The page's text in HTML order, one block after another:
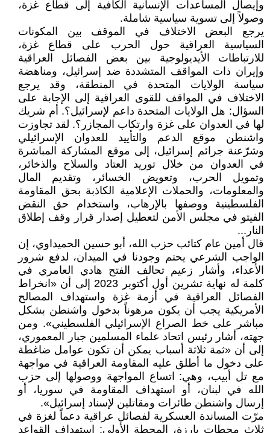
وإيصال المساعدات الإنسانية الكافية إلى قطاع غزة،
وصولاً إلى تسوية سياسية شاملة.
يرجع البعض الاختلاف في الموقف بين المكونات
السياسية العراقية حول الحرب على قطاع غزة،
للارتباطات الأيديولوجية بين بعض الفصائل العراقية
وإيران ذات المواقف المتشددة ضد إسرائيل، ومناهضة
سياسة الولايات المتحدة في المنطقة، وقد يرجع
الاختلاف في المواقف للقوى العراقية إلى الإجابة على
السؤال: هل الولايات المتحدة داعم لإسرائيل؟. أم شريك
لها في العدوان على غزة وارتكاب المجازر؟. لقد تجاوزت
واشنطن موقع الدعم والتأييد للعدوان الإسرائيلي
وشرّعنة جرائم إسرائيل، إلى موقع المشاركة المباشرة
في العدوان من خلال توريد العتاد والسلاح والذخائر،
وتمويل الحرب، وتعويض الخسائر، وتقديم المال
والمعلومات، والحملات الإعلامية الكاذبة بحق المقاومة
الفلسطينية ووصفها بالإرهاب، واستخدام حق النقض
الفيتو في مجلس الأمن لتعطيل إصدار قرار وقف إطلاق
النار...
قال أمين عام كتائب حزب الله، أبو حسين الحميداوي، إن
الواجب الشرعي يحتم وجودنا في الميدان، لدفع شرور
الأعداء، وأشار زعيم تحالف الفتح هادي العامري في
كلمة له نهاية تشرين أول أكتوبر 2023 إلى أن «انخراط
الفصائل العراقية في أزمة غزة واستهداف المصالح
الأمريكية يجب أن يكون مرهوناً بدخول واشنطن بشكل
مباشر على خط الصراع الإسرائيلي الفلسطيني». ومن
جهته، أشار رئيس اتحاد علماء المسلمين جبار المعموري،
إلى أن «ثمة ثلاثة أسباب يمكن أن تكون عوامل ضاغطة
على دخول ما أطلق عليه المقاومة العراقية في مواجهة
مع تل أبيب، وهي: اتساع المواجهة ووصولها إلى حزب
الله في لبنان، أو استهداف المقاومة في سوريا، أو
إرسال واشنطن طائرات ومقاتلين لإسناد إسرائيل».
مرّت المساندة العسكرية لفصائل عراقية دعماً لغزة في
ثلاث محطات بارزة، المحطة الأولى: استهداف القواعد